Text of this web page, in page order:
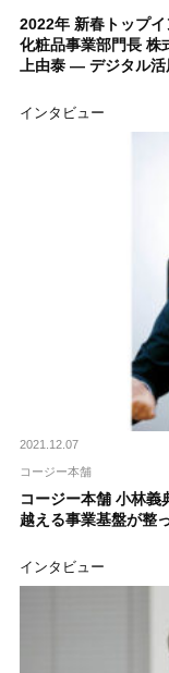
2022年 新春トップ
化粧品事業部門長 株
上由泰 ― デジタル活
インタビュー
2021.12.07
コージー本舗
コージー本舗 小林
越える事業基盤が整
インタビュー